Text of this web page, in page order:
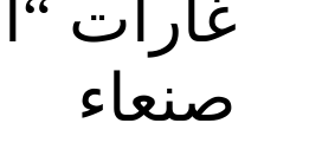
غارات
صنعاء